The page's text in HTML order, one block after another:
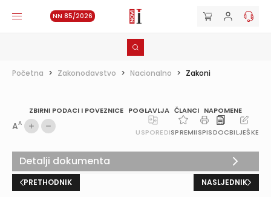
NN 85/2026
Početna > Zakonodavstvo > Nacionalno > Zakoni
ZBIRNI PODACI I POVEZNICE POGLAVLJA ČLANCI NAPOMENE
AA
USPOREDISPREMIISPISDOCBILJEŠKE
PRETHODNIK NASLJEDNIK
Detalji dokumenta